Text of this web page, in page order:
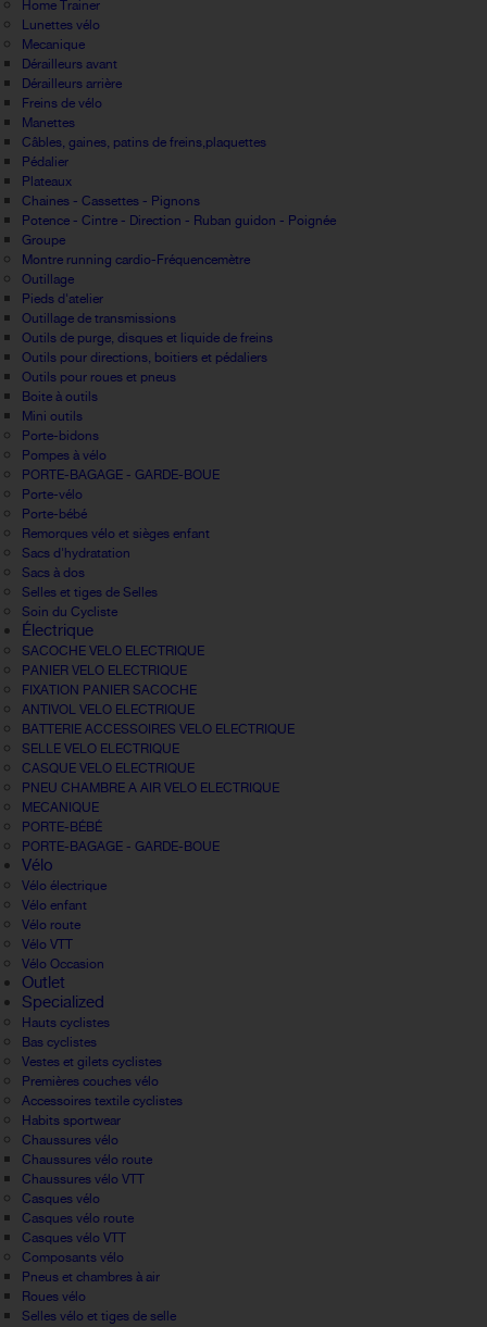
Home Trainer
Lunettes vélo
Mecanique
Dérailleurs avant
Dérailleurs arrière
Freins de vélo
Manettes
Câbles, gaines, patins de freins,plaquettes
Pédalier
Plateaux
Chaines - Cassettes - Pignons
Potence - Cintre - Direction - Ruban guidon - Poignée
Groupe
Montre running cardio-Fréquencemètre
Outillage
Pieds d'atelier
Outillage de transmissions
Outils de purge, disques et liquide de freins
Outils pour directions, boitiers et pédaliers
Outils pour roues et pneus
Boite à outils
Mini outils
Porte-bidons
Pompes à vélo
PORTE-BAGAGE - GARDE-BOUE
Porte-vélo
Porte-bébé
Remorques vélo et sièges enfant
Sacs d'hydratation
Sacs à dos
Selles et tiges de Selles
Soin du Cycliste
Électrique
SACOCHE VELO ELECTRIQUE
PANIER VELO ELECTRIQUE
FIXATION PANIER SACOCHE
ANTIVOL VELO ELECTRIQUE
BATTERIE ACCESSOIRES VELO ELECTRIQUE
SELLE VELO ELECTRIQUE
CASQUE VELO ELECTRIQUE
PNEU CHAMBRE A AIR VELO ELECTRIQUE
MECANIQUE
PORTE-BÉBÉ
PORTE-BAGAGE - GARDE-BOUE
Vélo
Vélo électrique
Vélo enfant
Vélo route
Vélo VTT
Vélo Occasion
Outlet
Specialized
Hauts cyclistes
Bas cyclistes
Vestes et gilets cyclistes
Premières couches vélo
Accessoires textile cyclistes
Habits sportwear
Chaussures vélo
Chaussures vélo route
Chaussures vélo VTT
Casques vélo
Casques vélo route
Casques vélo VTT
Composants vélo
Pneus et chambres à air
Roues vélo
Selles vélo et tiges de selle